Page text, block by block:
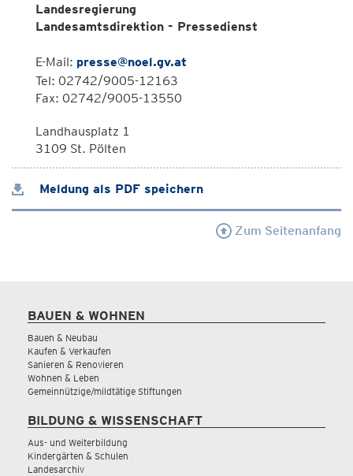
Landesregierung
Landesamtsdirektion - Pressedienst
E-Mail: presse@noel.gv.at
Tel: 02742/9005-12163
Fax: 02742/9005-13550
Landhausplatz 1
3109 St. Pölten
Meldung als PDF speichern
Zum Seitenanfang
BAUEN & WOHNEN
Bauen & Neubau
Kaufen & Verkaufen
Sanieren & Renovieren
Wohnen & Leben
Gemeinnützige/mildtätige Stiftungen
BILDUNG & WISSENSCHAFT
Aus- und Weiterbildung
Kindergärten & Schulen
Landesarchiv